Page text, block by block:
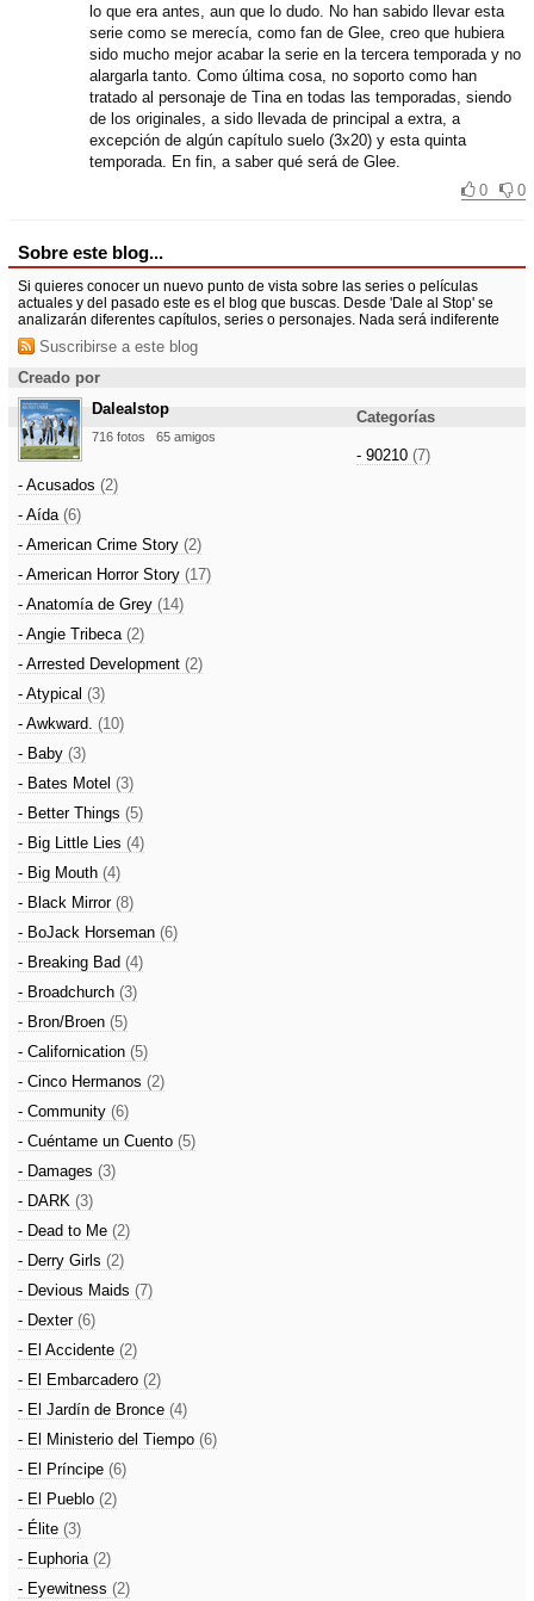
lo que era antes, aun que lo dudo. No han sabido llevar esta
serie como se merecía, como fan de Glee, creo que hubiera
sido mucho mejor acabar la serie en la tercera temporada y no
alargarla tanto. Como última cosa, no soporto como han
tratado al personaje de Tina en todas las temporadas, siendo
de los originales, a sido llevada de principal a extra, a
excepción de algún capítulo suelo (3x20) y esta quinta
temporada. En fin, a saber qué será de Glee.
0
0
Sobre este blog...
Si quieres conocer un nuevo punto de vista sobre las series o películas
actuales y del pasado este es el blog que buscas. Desde 'Dale al Stop' se
analizarán diferentes capítulos, series o personajes. Nada será indiferente
Suscribirse a este blog
Creado por
Dalealstop
716 fotos 65 amigos
Categorías
- 90210 (7)
- Acusados (2)
- Aída (6)
- American Crime Story (2)
- American Horror Story (17)
- Anatomía de Grey (14)
- Angie Tribeca (2)
- Arrested Development (2)
- Atypical (3)
- Awkward. (10)
- Baby (3)
- Bates Motel (3)
- Better Things (5)
- Big Little Lies (4)
- Big Mouth (4)
- Black Mirror (8)
- BoJack Horseman (6)
- Breaking Bad (4)
- Broadchurch (3)
- Bron/Broen (5)
- Californication (5)
- Cinco Hermanos (2)
- Community (6)
- Cuéntame un Cuento (5)
- Damages (3)
- DARK (3)
- Dead to Me (2)
- Derry Girls (2)
- Devious Maids (7)
- Dexter (6)
- El Accidente (2)
- El Embarcadero (2)
- El Jardín de Bronce (4)
- El Ministerio del Tiempo (6)
- El Príncipe (6)
- El Pueblo (2)
- Élite (3)
- Euphoria (2)
- Eyewitness (2)